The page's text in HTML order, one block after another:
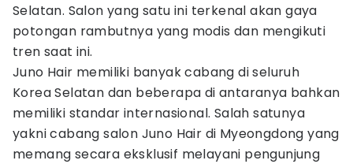
Selatan. Salon yang satu ini terkenal akan gaya
potongan rambutnya yang modis dan mengikuti
tren saat ini.
Juno Hair memiliki banyak cabang di seluruh
Korea Selatan dan beberapa di antaranya bahkan
memiliki standar internasional. Salah satunya
yakni cabang salon Juno Hair di Myeongdong yang
memang secara eksklusif melayani pengunjung